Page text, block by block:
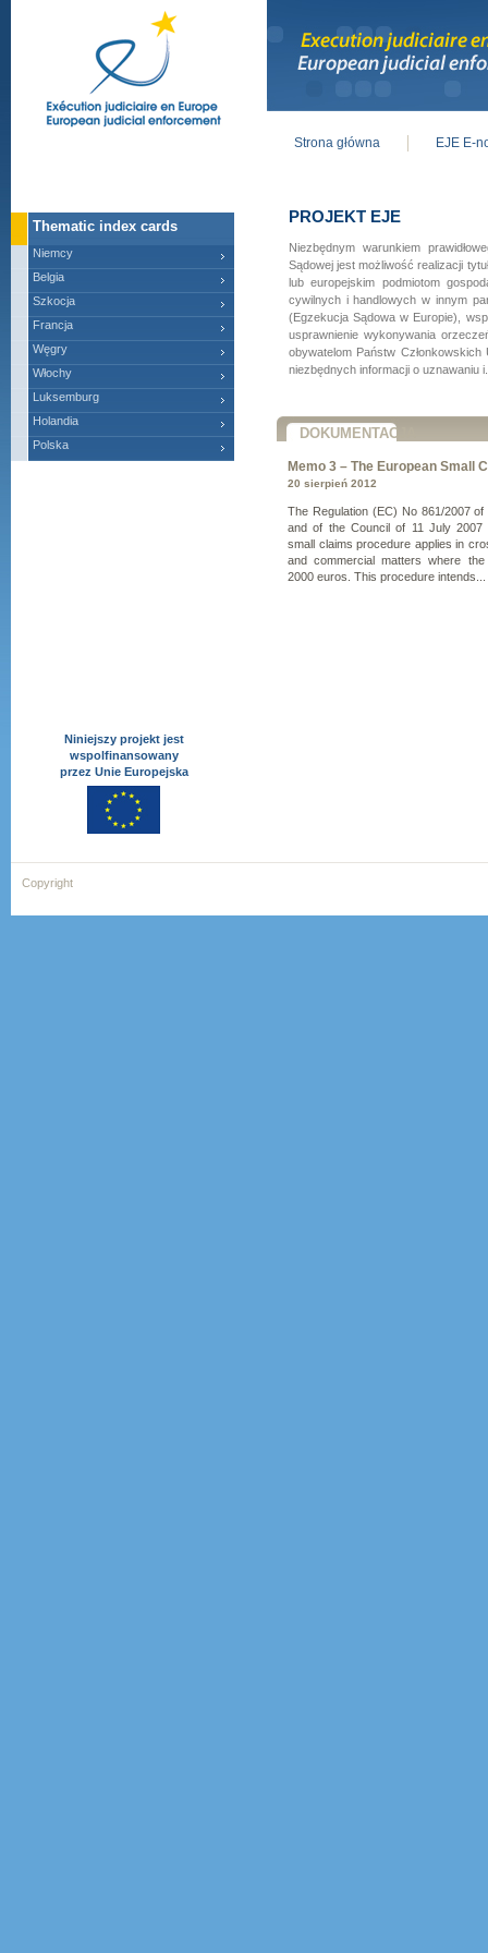
PROJEKT EJE
Niezbędnym warunkiem
Sądowej jest możliwość realizacji
lub europejskim podmiotom
cywilnych i handlowych w innym
(Egzekucja Sądowa w Europie),
usprawnienie wykonywania
obywatelom Państw
niezbędnych informacji o uznawaniu
DOKUMENTACJA
Memo 3 – The European Small
20 sierpień 2012
The Regulation (EC) No 861/2007
and of the Council of 11 July 2007
small claims procedure applies in
and commercial matters where
2000 euros. This procedure intends...
Strona główna EJE E-
Thematic index cards
Niemcy
Belgia
Szkocja
Francja
Węgry
Włochy
Luksemburg
Holandia
Polska
Niniejszy projekt jest
wspolfinansowany
przez Unie Europejska
Copyright